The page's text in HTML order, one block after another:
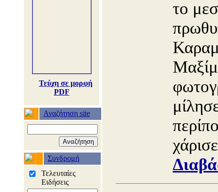
Τεύχη σε μορφή
PDF
Αναζήτηση site
Συνδρομή
Τελευταίες
Ειδήσεις
το